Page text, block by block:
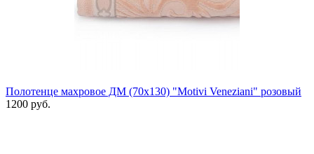
Полотенце махровое ДМ (70х130) "Motivi Veneziani" розовый
1200 руб.